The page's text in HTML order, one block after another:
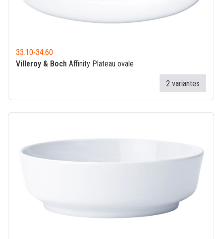
33.10-34.60
Villeroy & Boch Affinity Plateau ovale
2 variantes